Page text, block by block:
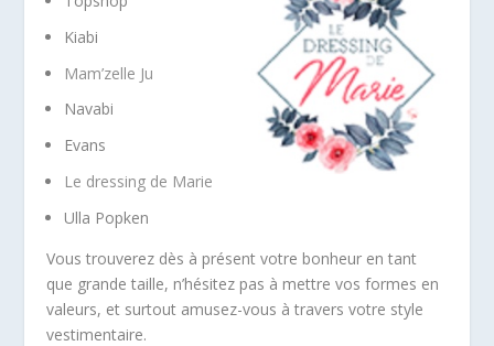
Kiabi
Mam’zelle Ju
Navabi
Evans
Le dressing de Marie
Ulla Popken
Vous trouverez dès à présent votre bonheur en tant
que grande taille, n’hésitez pas à mettre vos formes en
valeurs, et surtout amusez-vous à travers votre style
vestimentaire.